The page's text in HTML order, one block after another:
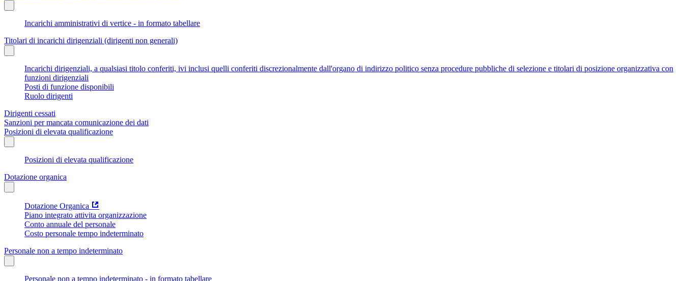
Incarichi amministrativi di vertice - in formato tabellare
Titolari di incarichi dirigenziali (dirigenti non generali)
Incarichi dirigenziali, a qualsiasi titolo conferiti, ivi inclusi quelli conferiti discrezionalmente dall'organo di indirizzo politico senza procedure pubbliche di selezione e titolari di posizione organizzativa con
funzioni dirigenziali
Posti di funzione disponibili
Ruolo dirigenti
Dirigenti cessati
Sanzioni per mancata comunicazione dei dati
Posizioni di elevata qualificazione
Posizioni di elevata qualificazione
Dotazione organica
Dotazione Organica
Piano integrato attivita organizzazione
Conto annuale del personale
Costo personale tempo indeterminato
Personale non a tempo indeterminato
Personale non a tempo indeterminato - in formato tabellare